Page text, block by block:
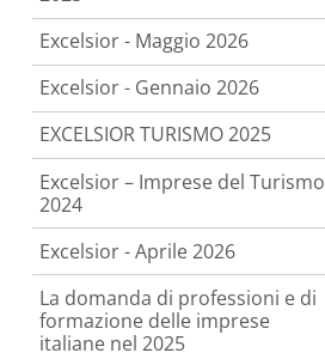
Excelsior - Maggio 2026
Excelsior - Gennaio 2026
EXCELSIOR TURISMO 2025
Excelsior – Imprese del Turismo
2024
Excelsior - Aprile 2026
La domanda di professioni e di
formazione delle imprese
italiane nel 2025